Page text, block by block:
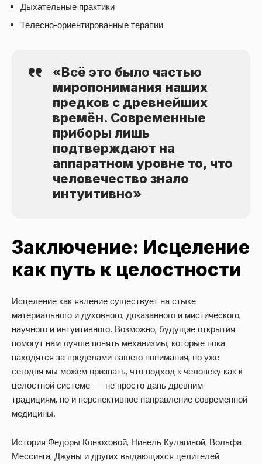
Дыхательные практики
Телесно-ориентированные терапии
«Всё это было частью
миропонимания наших
предков с древнейших
времён. Современные
приборы лишь
подтверждают на
аппаратном уровне то, что
человечество знало
интуитивно»
Заключение: Исцеление
как путь к целостности
Исцеление как явление существует на стыке
материального и духовного, доказанного и мистического,
научного и интуитивного. Возможно, будущие открытия
помогут нам лучше понять механизмы, которые пока
находятся за пределами нашего понимания, но уже
сегодня мы можем признать, что подход к человеку как к
целостной системе — не просто дань древним
традициям, но и перспективное направление современной
медицины.
История Федоры Конюховой, Нинель Кулагиной, Вольфа
Мессинга, Джуны и других выдающихся целителей